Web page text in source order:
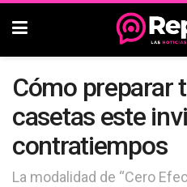
Cómo preparar
casetas este
contratiempos
La modalidad de “Cero